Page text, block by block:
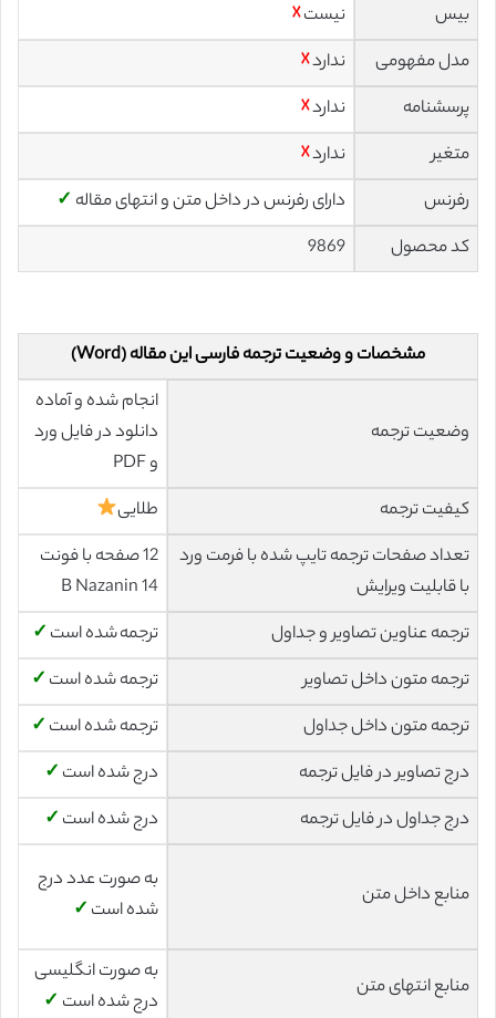
بیس
نیست☓
مدل مفهومی
ندارد☓
پرسشنامه
ندارد☓
متغیر
ندارد☓
رفرنس
دارای رفرنس در داخل متن و انتهای مقاله ✓
کد محصول
9869
مشخصات و وضعیت ترجمه فارسی این مقاله (Word)
وضعیت ترجمه
انجام شده و آماده
دانلود در فایل ورد
و PDF
کیفیت ترجمه
طلایی
تعداد صفحات ترجمه تایپ شده با فرمت ورد
با قابلیت ویرایش
12 صفحه با فونت
14 B Nazanin
ترجمه عناوین تصاویر و جداول
ترجمه شده است ✓
ترجمه متون داخل تصاویر
ترجمه شده است ✓
ترجمه متون داخل جداول
ترجمه شده است ✓
درج تصاویر در فایل ترجمه
درج شده است ✓
درج جداول در فایل ترجمه
درج شده است ✓
منابع داخل متن
به صورت عدد درج
شده است ✓
منابع انتهای متن
به صورت انگلیسی
درج شده است ✓